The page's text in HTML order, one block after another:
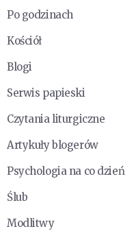
Po godzinach
Kościół
Blogi
Serwis papieski
Czytania liturgiczne
Artykuły blogerów
Psychologia na co dzień
Ślub
Modlitwy